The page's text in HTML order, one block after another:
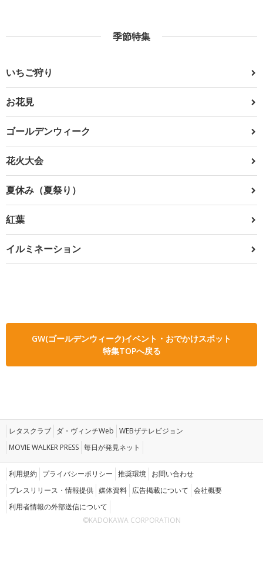
季節特集
いちご狩り
お花見
ゴールデンウィーク
花火大会
夏休み（夏祭り）
紅葉
イルミネーション
GW(ゴールデンウィーク)イベント・おでかけスポット
特集TOPへ戻る
レタスクラブ ダ・ヴィンチWeb WEBザテレビジョン
MOVIE WALKER PRESS 毎日が発見ネット
利用規約 プライバシーポリシー 推奨環境 お問い合わせ
プレスリリース・情報提供 媒体資料 広告掲載について 会社概要
利用者情報の外部送信について
©KADOKAWA CORPORATION